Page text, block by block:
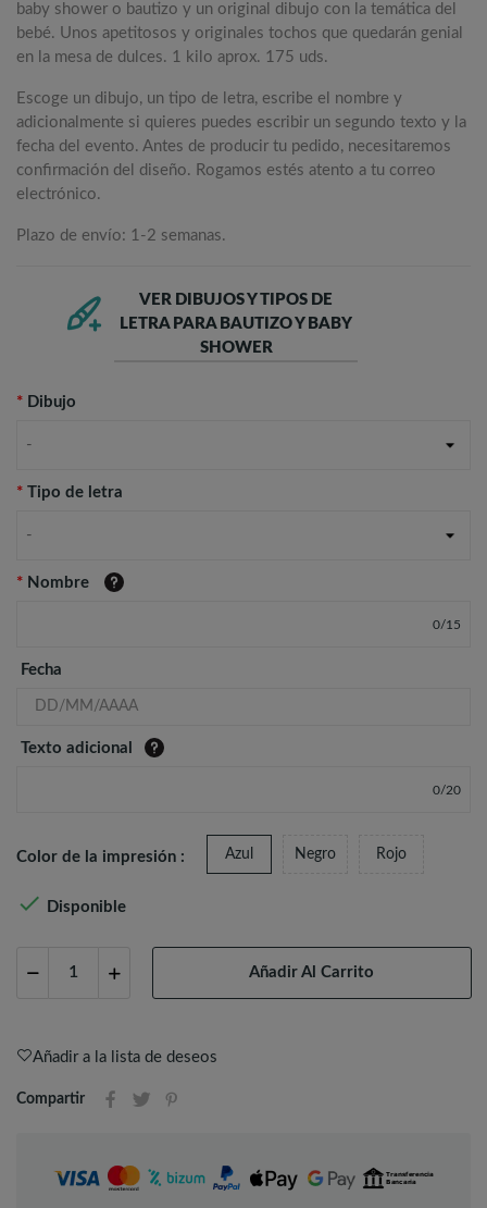
baby shower o bautizo y un original dibujo con la temática del
bebé. Unos apetitosos y originales tochos que quedarán genial
en la mesa de dulces. 1 kilo aprox. 175 uds.
Escoge un dibujo, un tipo de letra, escribe el nombre y
adicionalmente si quieres puedes escribir un segundo texto y la
fecha del evento. Antes de producir tu pedido, necesitaremos
confirmación del diseño. Rogamos estés atento a tu correo
electrónico.
Plazo de envío: 1-2 semanas.
VER DIBUJOS Y TIPOS DE
LETRA PARA BAUTIZO Y BABY
SHOWER
* Dibujo
-
* Tipo de letra
-
* Nombre
0/15
Fecha
Texto adicional
0/20
Color de la impresión : Azul Negro Rojo
 Disponible
Añadir Al Carrito
Añadir a la lista de deseos
Compartir